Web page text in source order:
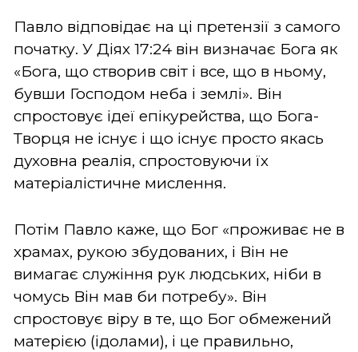
Павло відповідає на ці претензії з самого
початку. У Діях 17:24 він визначає Бога як
«Бога, що створив світ і все, що в ньому,
бувши Господом неба і землі». Він
спростовує ідеї епікурейства, що Бога-
Творця не існує і що існує просто якась
духовна реалія, спростовуючи їх
матеріалістичне мислення.
Потім Павло каже, що Бог «проживає не в
храмах, рукою збудованих, і Він не
вимагає служіння рук людських, ніби в
чомусь Він мав би потребу». Він
спростовує віру в те, що Бог обмежений
матерією (ідолами), і це правильно,